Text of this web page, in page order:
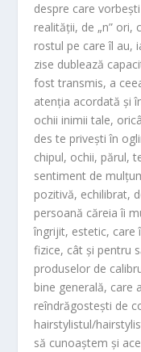
despre care
realității, de „n” ori,
rostul pe care îl au,
zise dublează
fost transmis, a
atenția acordată și
ochii inimii tale,
des te privești în
chipul, ochii, părul,
sentiment de
pozitivă, echilibrat,
persoană căreia îi
îngrijit, estetic, care
fizice, cât și pentru
produselor de
bine generală, care
reîndrăgostești de
hairstylistul/
să cunoaștem și